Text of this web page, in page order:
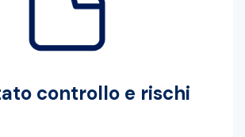
controllo e rischi